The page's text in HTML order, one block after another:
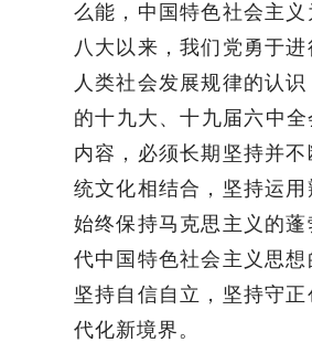
么能，中国特色社会主
八大以来，我们党勇于
人类社会发展规律的认
的十九大、十九届六中
内容，必须长期坚持并
统文化相结合，坚持运
始终保持马克思主义的
代中国特色社会主义思
坚持自信自立，坚持守
代化新境界。